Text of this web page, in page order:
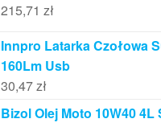
215,71 zł
Innpro Latarka Czołowa
160Lm Usb
30,47zł
Bizol Olej Moto 10W40 4L